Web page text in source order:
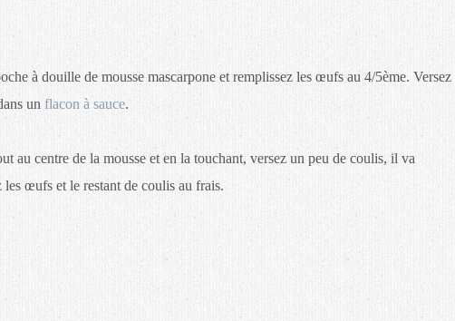
à douille de mousse mascarpone et remplissez les œufs au 4/5ème. Versez
un flacon à sauce.
au centre de la mousse et en la touchant, versez un peu de coulis, il va
les œufs et le restant de coulis au frais.